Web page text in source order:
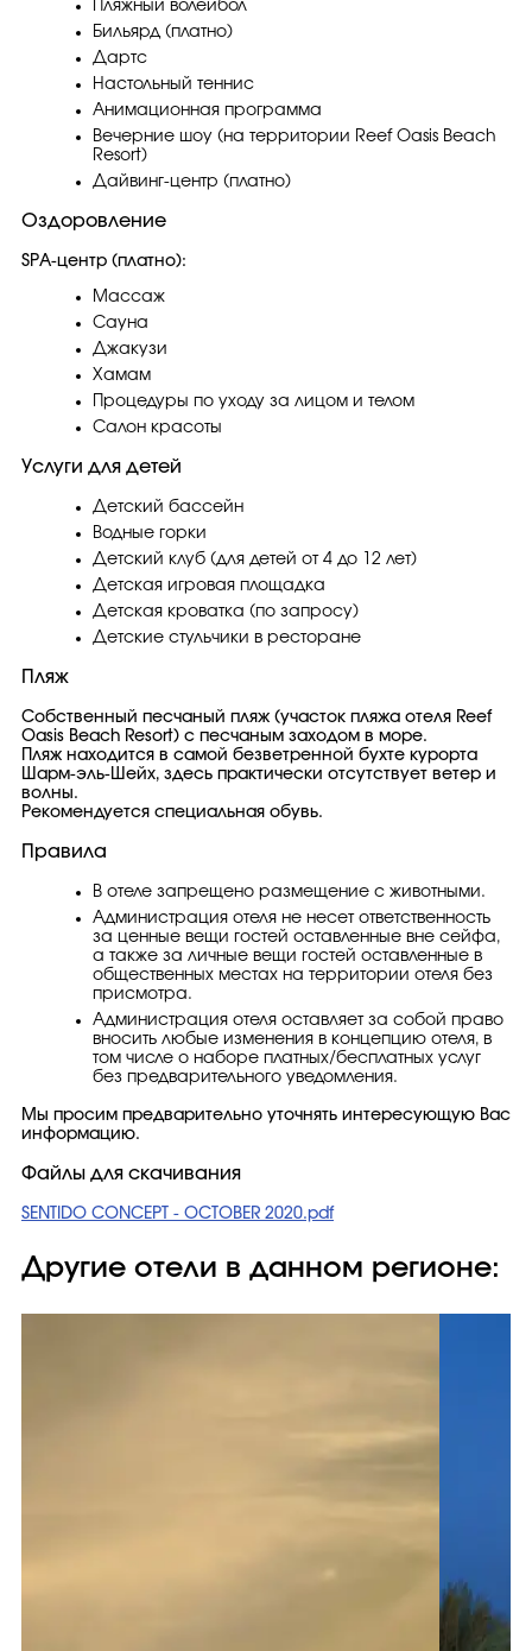
Пляжный волейбол
Бильярд (платно)
Дартс
Настольный теннис
Анимационная программа
Вечерние шоу (на территории Reef Oasis Beach
Resort)
Дайвинг-центр (платно)
Оздоровление
SPA-центр (платно):
Массаж
Сауна
Джакузи
Хамам
Процедуры по уходу за лицом и телом
Салон красоты
Услуги для детей
Детский бассейн
Водные горки
Детский клуб (для детей от 4 до 12 лет)
Детская игровая площадка
Детская кроватка (по запросу)
Детские стульчики в ресторане
Пляж
Собственный песчаный пляж (участок пляжа отеля Reef
Oasis Beach Resort) с песчаным заходом в море.
Пляж находится в самой безветренной бухте курорта
Шарм-эль-Шейх, здесь практически отсутствует ветер и
волны.
Рекомендуется специальная обувь.
Правила
В отеле запрещено размещение с животными.
Администрация отеля не несет ответственность
за ценные вещи гостей оставленные вне сейфа,
а также за личные вещи гостей оставленные в
общественных местах на территории отеля без
присмотра.
Администрация отеля оставляет за собой право
вносить любые изменения в концепцию отеля, в
том числе о наборе платных/бесплатных услуг
без предварительного уведомления.
Мы просим предварительно уточнять интересующую Вас
информацию.
Файлы для скачивания
SENTIDO CONCEPT - OCTOBER 2020.pdf
Другие отели в данном регионе: